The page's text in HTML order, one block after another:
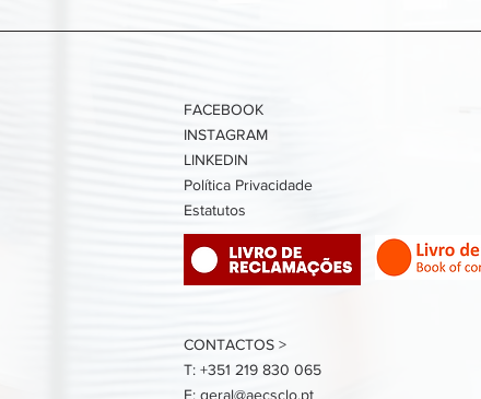
FACEBOOK
INSTAGRAM
LINKEDIN
Política Privacidade
Estatutos
CONTACTOS >
T: +351 219 830 065
E: geral@aecsclo.pt